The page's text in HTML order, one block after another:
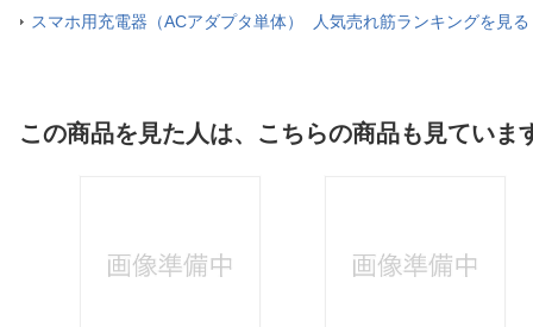
スマホ用充電器（ACアダプタ単体） 人気売れ筋ランキングを見る
この商品を見た人は、こちらの商品も見ていま